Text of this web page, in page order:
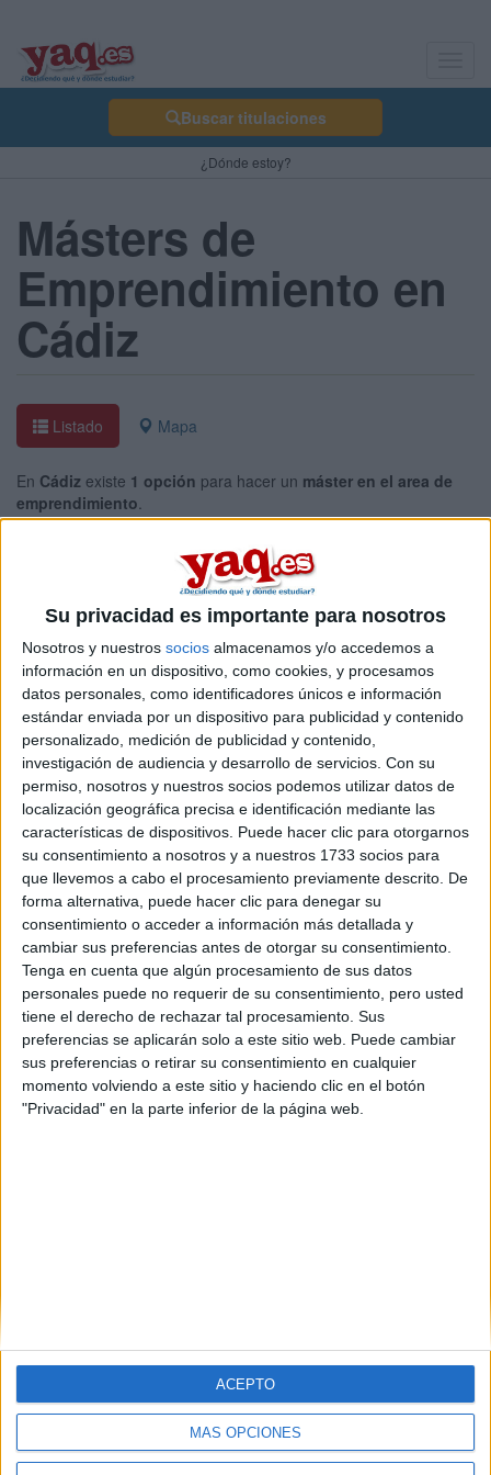
Su privacidad es importante para nosotros
Nosotros y nuestros socios almacenamos y/o accedemos a
información en un dispositivo, como cookies, y procesamos
datos personales, como identificadores únicos e información
estándar enviada por un dispositivo para publicidad y contenido
personalizado, medición de publicidad y contenido,
investigación de audiencia y desarrollo de servicios. Con su
permiso, nosotros y nuestros socios podemos utilizar datos de
localización geográfica precisa e identificación mediante las
características de dispositivos. Puede hacer clic para otorgarnos
su consentimiento a nosotros y a nuestros 1733 socios para
que llevemos a cabo el procesamiento previamente descrito. De
forma alternativa, puede hacer clic para denegar su
consentimiento o acceder a información más detallada y
cambiar sus preferencias antes de otorgar su consentimiento.
Tenga en cuenta que algún procesamiento de sus datos
personales puede no requerir de su consentimiento, pero usted
tiene el derecho de rechazar tal procesamiento. Sus
preferencias se aplicarán solo a este sitio web. Puede cambiar
sus preferencias o retirar su consentimiento en cualquier
momento volviendo a este sitio y haciendo clic en el botón
"Privacidad" en la parte inferior de la página web.
MÁS OPCIONES
ACEPTO
Buscar titulaciones
¿Dónde estoy?
Másters de
Emprendimiento en
Cádiz
Listado Mapa
En Cádiz existe 1 opción para hacer un máster en el area de
emprendimiento.
Si quieresampliar tu búsqueda a toda España, hay otros 24
másters en emprendimiento entre los que puedes elegir. Estos
estudios están asociados a la rama de Ciencias sociales y
Online |Cádiz
Máster Universitario en Creación
de Empresas, Nuevos Negocios y Proyectos
Innovadores (MasterUp)
UNIVERSIDAD DE CáDIZ (Universidad Pública)
Tipo: Máster
Pídeles información ¡GRATIS!
Seleccionar por provincia
Alicante(1)
Barcelona(8)
Badajoz(1)
Cádiz(1)
Granada(1)
Guipúzcoa(2)
Madrid(3)
Málaga(3)
Ourense(1)
Las Palmas(1)
Sevilla(1)
Quiénes somos|Contactar|Anúnciate